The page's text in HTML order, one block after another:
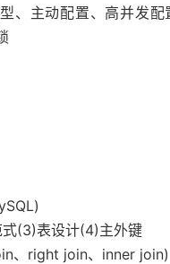
、主动配置、高并发配
(3)表设计(4)主外键
、right join、inner join)